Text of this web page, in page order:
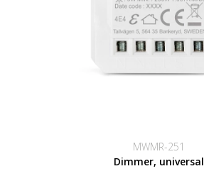
MWMR-251
Dimmer, universal